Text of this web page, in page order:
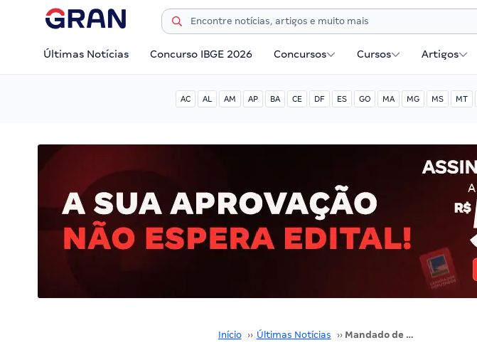
Últimas Notícias Concurso IBGE 2026 Concursos Cursos Artigos
AC AL AM AP BA CE DF ES GO MA MG MS MT
Início ›› Últimas Notícias ›› Mandado de segurança. Atos judiciais praticados em processos diferentes